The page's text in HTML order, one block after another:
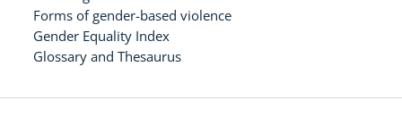
Forms of gender-based violence
Gender Equality Index
Glossary and Thesaurus